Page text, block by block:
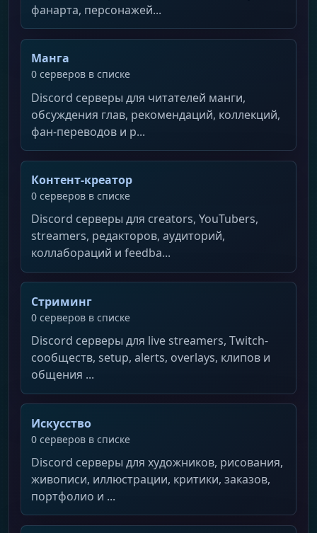
фанарта, персонажей...
Манга
0 серверов в списке
Discord серверы для читателей манги,
обсуждения глав, рекомендаций, коллекций,
фан-переводов и р...
Контент-креатор
0 серверов в списке
Discord серверы для creators, YouTubers,
streamers, редакторов, аудиторий,
коллабораций и feedba...
Стриминг
0 серверов в списке
Discord серверы для live streamers, Twitch-
сообществ, setup, alerts, overlays, клипов и
общения ...
Искусство
0 серверов в списке
Discord серверы для художников, рисования,
живописи, иллюстрации, критики, заказов,
портфолио и ...